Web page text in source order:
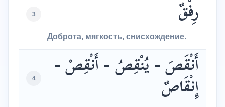
3 رِفْقٌ
Доброта, мягкость, снисхождение.
4 أَنْقَصَ - يُنْقِصُ - أَنْقِصْ -
إِنْقَاصٌ